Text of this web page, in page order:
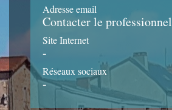
Adresse email
Contacter le professionnel
Site Internet
-
Réseaux sociaux
-